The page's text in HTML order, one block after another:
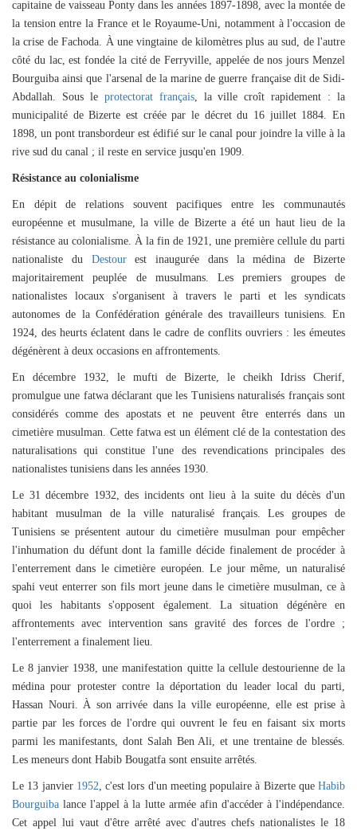
capitaine de vaisseau Ponty dans les années 1897-1898, avec la montée de
la tension entre la France et le Royaume-Uni, notamment à l'occasion de
la crise de Fachoda. À une vingtaine de kilomètres plus au sud, de l'autre
côté du lac, est fondée la cité de Ferryville, appelée de nos jours Menzel
Bourguiba ainsi que l'arsenal de la marine de guerre française dit de Sidi-
Abdallah. Sous le protectorat français, la ville croît rapidement : la
municipalité de Bizerte est créée par le décret du 16 juillet 1884. En
1898, un pont transbordeur est édifié sur le canal pour joindre la ville à la
rive sud du canal ; il reste en service jusqu'en 1909.
Résistance au colonialisme
En dépit de relations souvent pacifiques entre les communautés
européenne et musulmane, la ville de Bizerte a été un haut lieu de la
résistance au colonialisme. À la fin de 1921, une première cellule du parti
nationaliste du Destourest inaugurée dans la médina de Bizerte
majoritairement peuplée de musulmans. Les premiers groupes de
nationalistes locaux s'organisent à travers le parti et les syndicats
autonomes de la Confédération générale des travailleurs tunisiens. En
1924, des heurts éclatent dans le cadre de conflits ouvriers : les émeutes
dégénèrent à deux occasions en affrontements.
En décembre 1932, le mufti de Bizerte, le cheikh Idriss Cherif,
promulgue une fatwa déclarant que les Tunisiens naturalisés français sont
considérés comme des apostats et ne peuvent être enterrés dans un
cimetière musulman. Cette fatwa est un élément clé de la contestation des
naturalisations qui constitue l'une des revendications principales des
nationalistes tunisiens dans les années 1930.
Le 31 décembre 1932, des incidents ont lieu à la suite du décès d'un
habitant musulman de la ville naturalisé français. Les groupes de
Tunisiens se présentent autour du cimetière musulman pour empêcher
l'inhumation du défunt dont la famille décide finalement de procéder à
l'enterrement dans le cimetière européen. Le jour même, un naturalisé
spahi veut enterrer son fils mort jeune dans le cimetière musulman, ce à
quoi les habitants s'opposent également. La situation dégénère en
affrontements avec intervention sans gravité des forces de l'ordre ;
l'enterrement a finalement lieu.
Le 8 janvier 1938, une manifestation quitte la cellule destourienne de la
médina pour protester contre la déportation du leader local du parti,
Hassan Nouri. À son arrivée dans la ville européenne, elle est prise à
partie par les forces de l'ordre qui ouvrent le feu en faisant six morts
parmi les manifestants, dont Salah Ben Ali, et une trentaine de blessés.
Les meneurs dont Habib Bougatfa sont ensuite arrêtés.
Le 13 janvier 1952, c'est lors d'un meeting populaire à Bizerte que Habib
Bourguiba lance l'appel à la lutte armée afin d'accéder à l'indépendance.
Cet appel lui vaut d'être arrêté avec d'autres chefs nationalistes le 18